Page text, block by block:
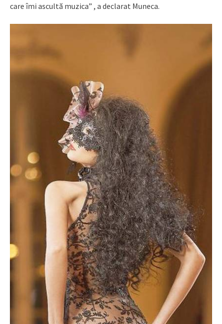
care îmi ascultă muzica” , a declarat Muneca.